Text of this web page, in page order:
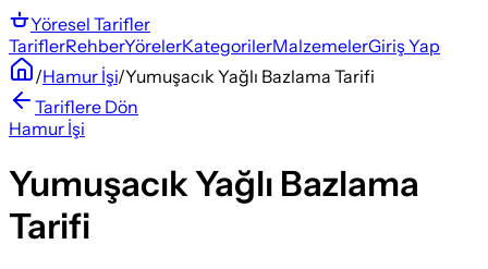
Yöresel Tarifler
TariflerRehberYörelerKategorilerMalzemelerGiriş Yap
/Hamur İşi/Yumuşacık Yağlı Bazlama Tarifi
Tariflere Dön
Hamur İşi
Yumuşacık Yağlı Bazlama
Tarifi